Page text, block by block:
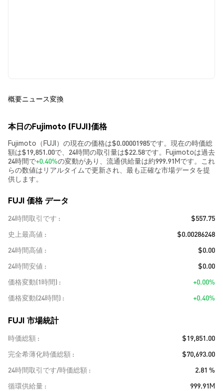
概要ニュース変換
本日のFujimoto (FUJI)価格
Fujimoto（FUJI）の現在の価格は$0.00001985です。現在の時価総
額は$19,851.00で、24時間の取引量は$22.58です。Fujimotoは過去
24時間で+0.40%の変動があり、流通供給量は約999.91Mです。これ
らの数値はリアルタイムで更新され、最も正確な市場データを提
供します。
FUJI 価格 データ
24時間取引です
$557.75
史上最高値
$0.00286248
24時間高値
$0.00
24時間安値
$0.00
価格変動(1時間)
+0.00%
価格変動(24時間)
+0.40%
FUJI 市場統計
時価総額
$19,851.00
完全希薄化時価総額
$70,693.00
24時間取引です/時価総額
2.81 %
循環供給量
999.91M